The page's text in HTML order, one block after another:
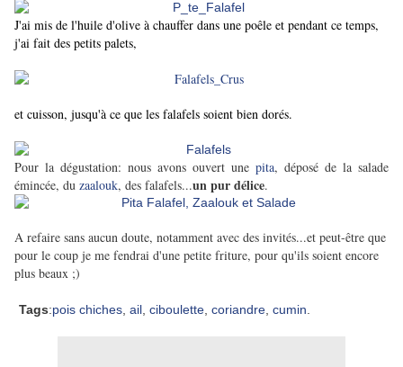
J'ai mis de l'huile d'olive à chauffer dans une poêle et pendant ce temps,
j'ai fait des petits palets,
et cuisson, jusqu'à ce que les falafels soient bien dorés.
Pour la dégustation: nous avons ouvert une pita, déposé de la salade
émincée, du zaalouk, des falafels...un pur délice.
A refaire sans aucun doute, notamment avec des invités...et peut-être que
pour le coup je me fendrai d'une petite friture, pour qu'ils soient encore
plus beaux ;)
Tags:pois chiches ail ciboulette coriandre cumin